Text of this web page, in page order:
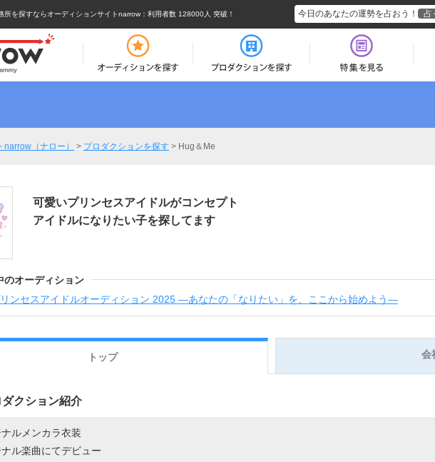
所を探すならオーディションサイトnarrow ：利用者数 128000人 突破！ 今日のあなたの運勢を占おう！ 占
（ナロー） > プロダクションを探す > Hug＆Me
可愛いプリンセスアイドルがコンセプト
アイドルになりたい子を探してます
のオーディション
ンセスアイドルオーディション 2025 ―あなたの「なりたい」を、ここから始めよう―
トップ 会
ダクション紹介
ナルメンカラ衣装
ナル楽曲にてデビュー